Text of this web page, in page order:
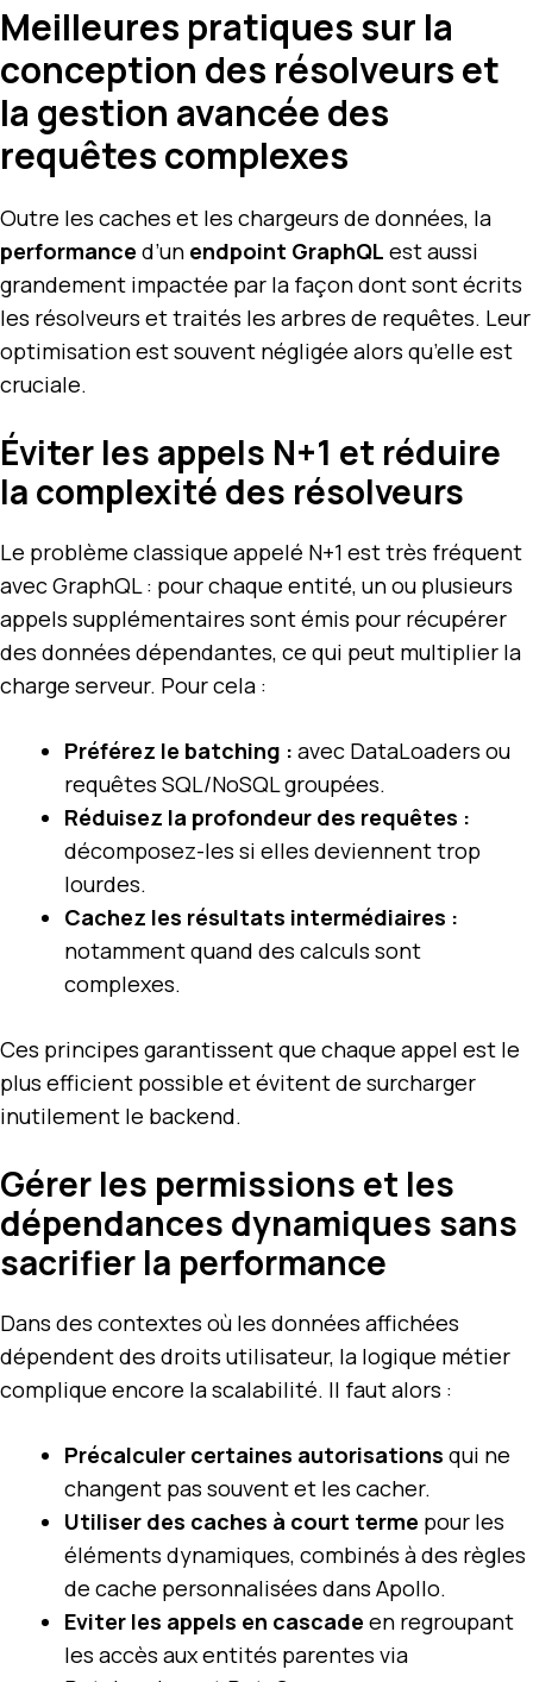
Meilleures pratiques sur la
conception des résolveurs et
la gestion avancée des
requêtes complexes
Outre les caches et les chargeurs de données, la
performance d’un endpoint GraphQL est aussi
grandement impactée par la façon dont sont écrits
les résolveurs et traités les arbres de requêtes. Leur
optimisation est souvent négligée alors qu’elle est
cruciale.
Éviter les appels N+1 et réduire
la complexité des résolveurs
Le problème classique appelé N+1 est très fréquent
avec GraphQL : pour chaque entité, un ou plusieurs
appels supplémentaires sont émis pour récupérer
des données dépendantes, ce qui peut multiplier la
charge serveur. Pour cela :
Préférez le batching : avec DataLoaders ou
requêtes SQL/NoSQL groupées.
Réduisez la profondeur des requêtes :
décomposez-les si elles deviennent trop
lourdes.
Cachez les résultats intermédiaires :
notamment quand des calculs sont
complexes.
Ces principes garantissent que chaque appel est le
plus efficient possible et évitent de surcharger
inutilement le backend.
Gérer les permissions et les
dépendances dynamiques sans
sacrifier la performance
Dans des contextes où les données affichées
dépendent des droits utilisateur, la logique métier
complique encore la scalabilité. Il faut alors :
Précalculer certaines autorisations qui ne
changent pas souvent et les cacher.
Utiliser des caches à court terme pour les
éléments dynamiques, combinés à des règles
de cache personnalisées dans Apollo.
Eviter les appels en cascade en regroupant
les accès aux entités parentes via